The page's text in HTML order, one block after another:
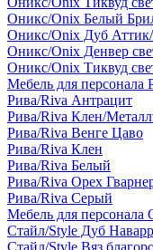
Оникс/Onix Белый
Оникс/Onix Дуб
Оникс/Onix Денвер
Оникс/Onix Тиквуд
Мебель для персонала
Рива/Riva Антрацит
Рива/Riva Клен/
Рива/Riva Венге Цаво
Рива/Riva Клен
Рива/Riva Белый
Рива/Riva Орех
Рива/Riva Серый
Мебель для персонала
Стайл/Style Дуб
Стайл/Style Вяз